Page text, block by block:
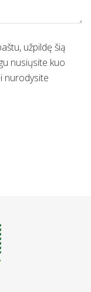
užpildę šią
nusiųsite kuo
nurodysite